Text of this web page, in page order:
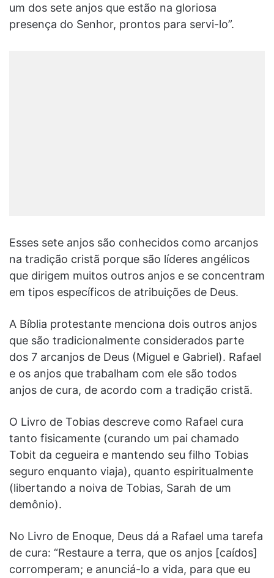
um dos sete anjos que estão na gloriosa
presença do Senhor, prontos para servi-lo”.
Esses sete anjos são conhecidos como arcanjos
na tradição cristã porque são líderes angélicos
que dirigem muitos outros anjos e se concentram
em tipos específicos de atribuições de Deus.
A Bíblia protestante menciona dois outros anjos
que são tradicionalmente considerados parte
dos 7 arcanjos de Deus (Miguel e Gabriel). Rafael
e os anjos que trabalham com ele são todos
anjos de cura, de acordo com a tradição cristã.
O Livro de Tobias descreve como Rafael cura
tanto fisicamente (curando um pai chamado
Tobit da cegueira e mantendo seu filho Tobias
seguro enquanto viaja), quanto espiritualmente
(libertando a noiva de Tobias, Sarah de um
demônio).
No Livro de Enoque, Deus dá a Rafael uma tarefa
de cura: “Restaure a terra, que os anjos [caídos]
corromperam; e anunciá-lo a vida, para que eu